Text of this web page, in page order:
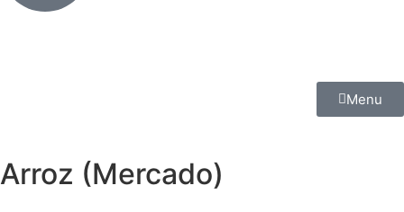
Menu
Arroz (Mercado)